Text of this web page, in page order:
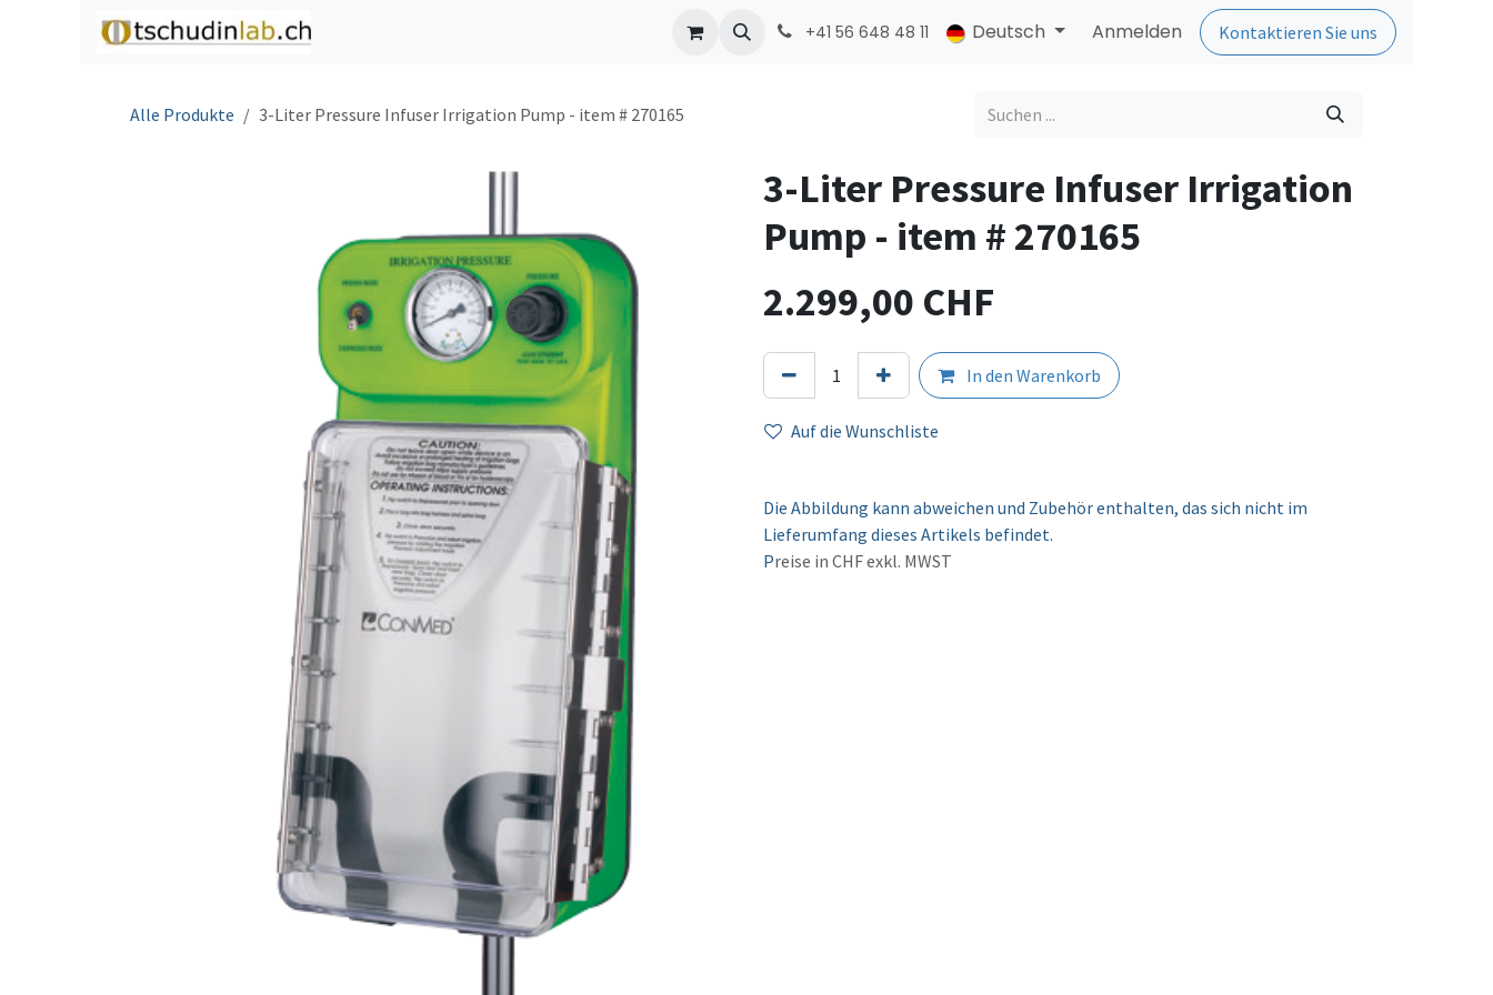
Zum Inhalt springen
Kontakt +41 56 648 48 11 Deutsch Anmelden Kontaktieren Sie uns
Alle Produkte 3-Liter Pressure Infuser Irrigation Pump - item # 270165
3-Liter Pressure Infuser Irrigation
Pump - item # 270165
2.299,00 CHF
In den Warenkorb
Auf die Wunschliste
Die Abbildung kann abweichen und Zubehör enthalten, das sich nicht im
Lieferumfang dieses Artikels befindet.
Preise in CHF exkl. MWST